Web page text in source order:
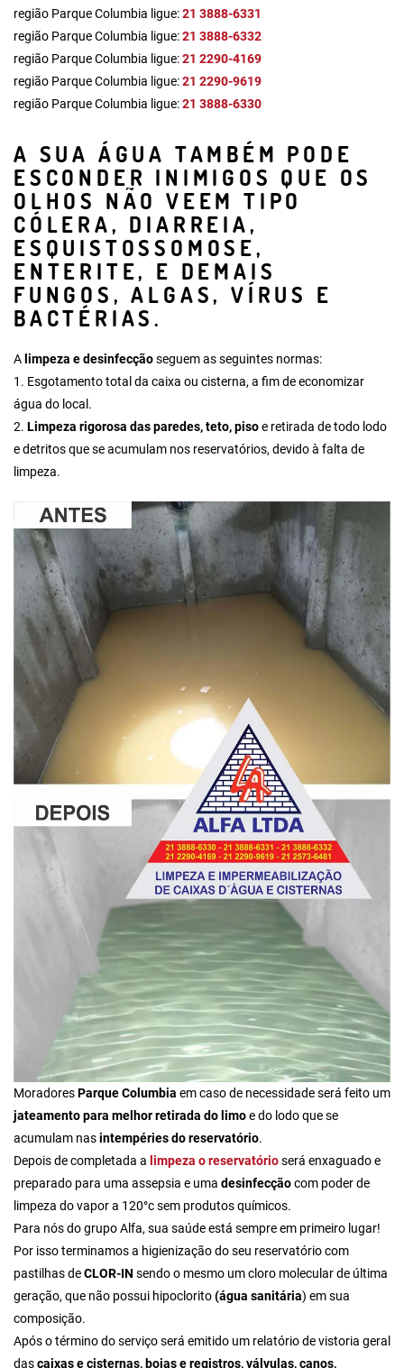
região Parque Columbia ligue:21 3888-6331
região Parque Columbia ligue:21 3888-6332
região Parque Columbia ligue:21 2290-4169
região Parque Columbia ligue:21 2290-9619
região Parque Columbia ligue:21 3888-6330
A SUA ÁGUA TAMBÉM PODE
ESCONDER INIMIGOS QUE OS
OLHOS NÃO VEEM TIPO
CÓLERA, DIARREIA,
ESQUISTOSSOMOSE,
ENTERITE, E DEMAIS
FUNGOS, ALGAS, VÍRUS E
BACTÉRIAS.
A limpeza e desinfecçãoseguem as seguintes normas:
1. Esgotamento total da caixa ou cisterna, a fim de economizar
água do local.
2. Limpeza rigorosa das paredes, teto, pisoe retirada de todo lodo
e detritos que se acumulam nos reservatórios, devido à falta de
limpeza.
MoradoresParque Columbia em caso de necessidade será feito um
jateamento para melhor retirada do limoe do lodo que se
acumulam nasintempéries do reservatório.
Depois de completada a limpeza o reservatórioserá enxaguado e
preparado para uma assepsia e uma desinfecçãocom poder de
limpeza do vapor a 120°c sem produtos químicos.
Para nós do grupo Alfa, sua saúde está sempre em primeiro lugar!
Por isso terminamos a higienização do seu reservatório com
pastilhas deCLOR-IN sendo o mesmo um cloro molecular de última
geração, que não possui hipoclorito(água sanitária) em sua
composição.
Após o término do serviço será emitido um relatório de vistoria geral
dascaixas e cisternas, boias e registros, válvulas, canos,